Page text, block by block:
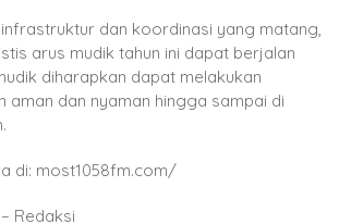
dan koordinasi yang matang,
arus mudik tahun ini dapat berjalan
diharapkan dapat melakukan
aman dan nyaman hingga sampai di
di: most1058fm.com/
Redaksi